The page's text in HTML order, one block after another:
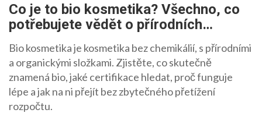
Co je to bio kosmetika? Všechno, co
potřebujete vědět o přírodních
Bio kosmetika je kosmetika bez chemikálií, s přírodními
a organickými složkami. Zjistěte, co skutečně
znamená bio, jaké certifikace hledat, proč funguje
lépe a jak na ni přejít bez zbytečného přetížení
rozpočtu.